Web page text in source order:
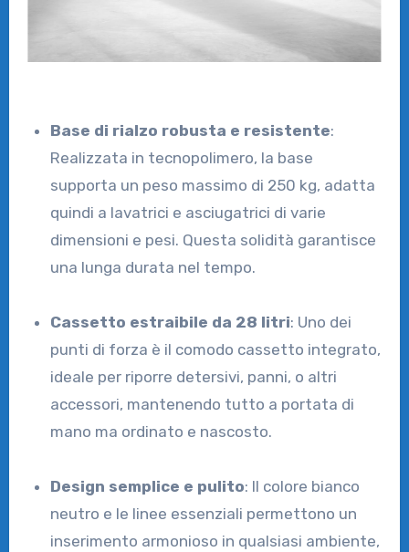
Base di rialzo robusta e resistente:
Realizzata in tecnopolimero, la base
supporta un peso massimo di 250 kg, adatta
quindi a lavatrici e asciugatrici di varie
dimensioni e pesi. Questa solidità garantisce
una lunga durata nel tempo.
Cassetto estraibile da 28 litri: Uno dei
punti di forza è il comodo cassetto integrato,
ideale per riporre detersivi, panni, o altri
accessori, mantenendo tutto a portata di
mano ma ordinato e nascosto.
Design semplice e pulito: Il colore bianco
neutro e le linee essenziali permettono un
inserimento armonioso in qualsiasi ambiente,